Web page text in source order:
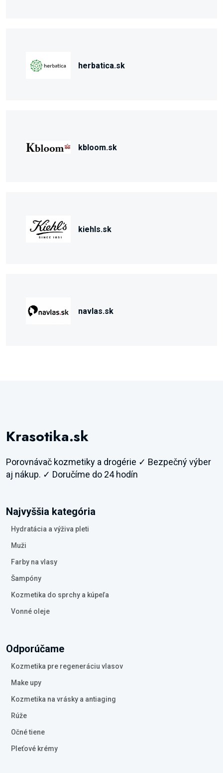
herbatica.sk
kbloom.sk
kiehls.sk
navlas.sk
Krasotika.sk
Porovnávač kozmetiky a drogérie ✓ Bezpečný výber
aj nákup. ✓ Doručíme do 24 hodín
Najvyššia kategória
Hydratácia a výživa pleti
Muži
Farby na vlasy
Šampóny
Kozmetika do sprchy a kúpeľa
Vonné oleje
Odporúčame
Kozmetika pre regeneráciu vlasov
Make upy
Kozmetika na vrásky a antiaging
Rúže
Očné tiene
Pleťové krémy